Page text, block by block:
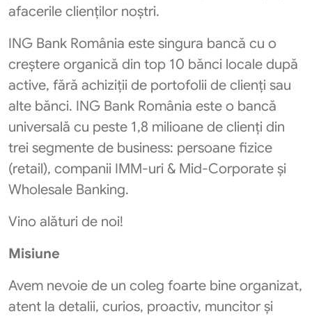
afacerile clienților noștri.
ING Bank România este singura bancă cu o
creștere organică din top 10 bănci locale după
active, fără achiziții de portofolii de clienți sau
alte bănci. ING Bank România este o bancă
universală cu peste 1,8 milioane de clienți din
trei segmente de business: persoane fizice
(retail), companii IMM-uri & Mid-Corporate și
Wholesale Banking.
Vino alături de noi!
Misiune
Avem nevoie de un coleg foarte bine organizat,
atent la detalii, curios, proactiv, muncitor și